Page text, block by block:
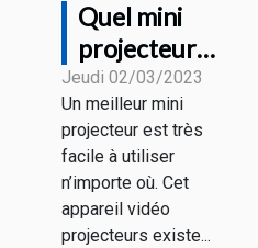
Quel mini
projecteur
faut-il choisir
en 2023 ?
Jeudi 02/03/2023
Un meilleur mini
projecteur est très
facile à utiliser
n’importe où. Cet
appareil vidéo
projecteurs existe...